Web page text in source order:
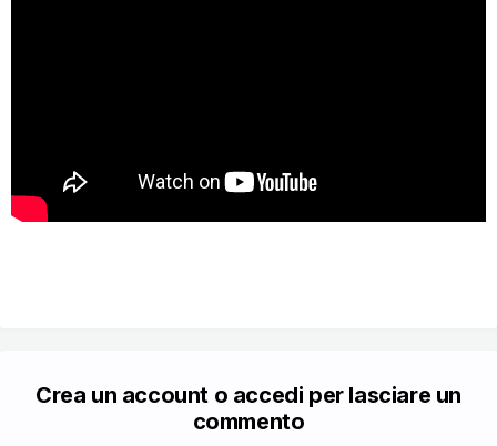
Crea un account o accedi per lasciare un
commento